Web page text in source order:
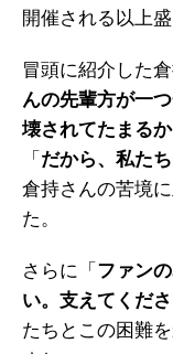
開催される以上
冒頭に紹介した
んの先輩方が一
壊されてたまるか
「 だから、私た
倉持さんの苦境
た。
さらに「 ファン
い。支えてくだ
たちとこの困難